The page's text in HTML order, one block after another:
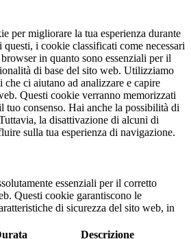
per migliorare la tua esperienza durante
i cookie classificati come necessari
in quanto sono essenziali per il
di base del sito web. Utilizziamo
ci aiutano ad analizzare e capire
Questi cookie verranno memorizzati
tuo consenso. Hai anche la possibilità di
la disattivazione di alcuni di
sulla tua esperienza di navigazione.
essenziali per il corretto
Questi cookie garantiscono le
di sicurezza del sito web, in
Descrizione